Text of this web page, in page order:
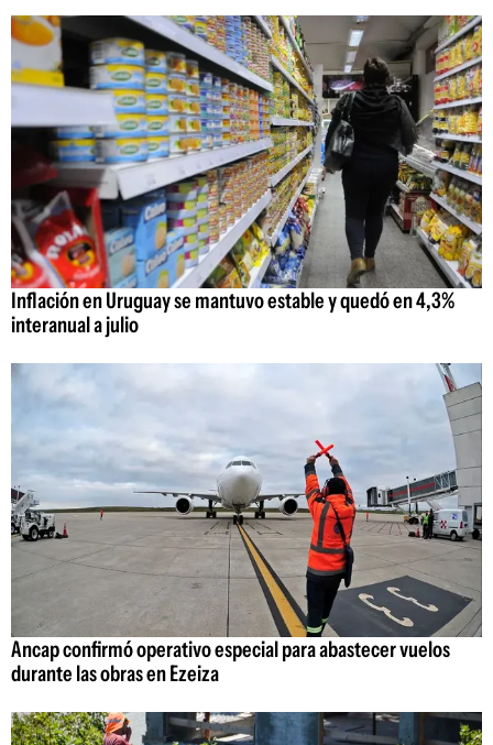
Inflación en Uruguay se mantuvo estable y quedó en 4,3%
interanual a julio
Ancap confirmó operativo especial para abastecer vuelos
durante las obras en Ezeiza